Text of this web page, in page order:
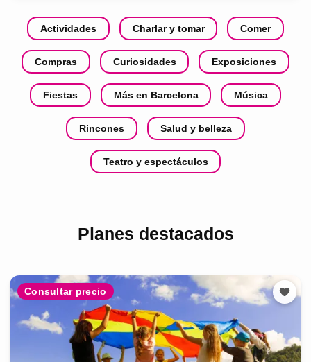
Actividades Charlar y tomar Comer
Compras Curiosidades Exposiciones
Fiestas Más en Barcelona Música
Rincones Salud y belleza
Teatro y espectáculos
Planes destacados
Consultar precio